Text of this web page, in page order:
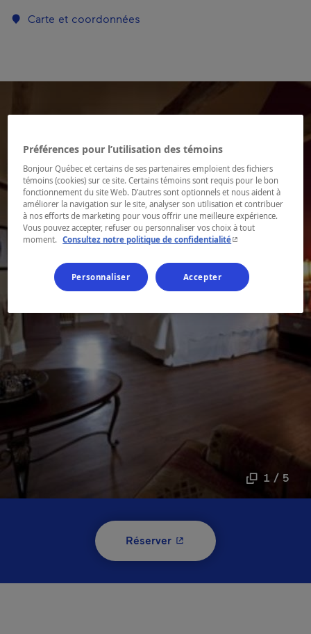
1 / 5
Réserver- Cet hyperlien s'ouvrira
Carte et coordonnées
Préférences pour l’utilisation des témoins
Bonjour Québec et certains de ses partenaires emploient des fichiers
témoins (cookies) sur ce site. Certains témoins sont requis pour le bon
fonctionnement du site Web. D’autres sont optionnels et nous aident à
améliorer la navigation sur le site, analyser son utilisation et contribuer
à nos efforts de marketing pour vous offrir une meilleure expérience.
Vous pouvez accepter, refuser ou personnaliser vos choix à tout
moment. Consultez notre politique de confidentialité- Cet hyperlien
Personnaliser Accepter